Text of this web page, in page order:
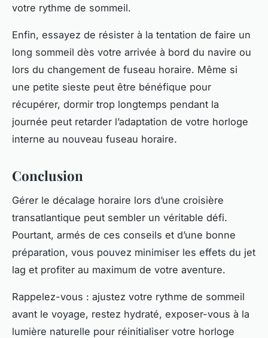
votre rythme de sommeil.
Enfin, essayez de résister à la tentation de faire un
long sommeil dès votre arrivée à bord du navire ou
lors du changement de fuseau horaire. Même si
une petite sieste peut être bénéfique pour
récupérer, dormir trop longtemps pendant la
journée peut retarder l’adaptation de votre horloge
interne au nouveau fuseau horaire.
Conclusion
Gérer le décalage horaire lors d’une croisière
transatlantique peut sembler un véritable défi.
Pourtant, armés de ces conseils et d’une bonne
préparation, vous pouvez minimiser les effets du jet
lag et profiter au maximum de votre aventure.
Rappelez-vous : ajustez votre rythme de sommeil
avant le voyage, restez hydraté, exposer-vous à la
lumière naturelle pour réinitialiser votre horloge